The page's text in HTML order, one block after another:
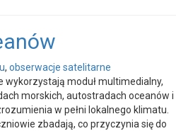
, obserwacje satelitarne
moduł multimedialny,
morskich, autostradach oceanów i
w pełni lokalnego klimatu.
zbadają, co przyczynia się do